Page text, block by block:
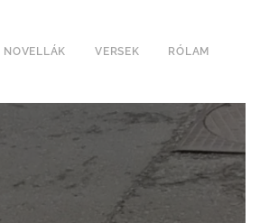
NOVELLÁK VERSEK RÓLAM